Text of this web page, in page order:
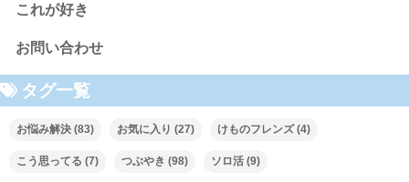
これが好き
お問い合わせ
タグ一覧
お悩み解決 (83) お気に入り (27) けものフレンズ(4)
こう思ってる (7) つぶやき (98) ソロ活 (9)